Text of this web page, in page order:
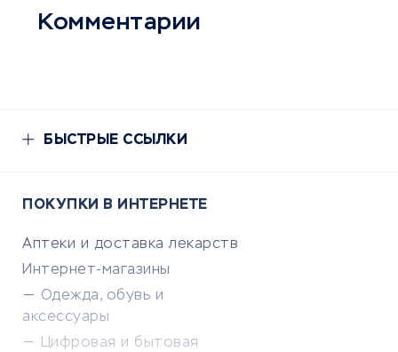
Комментарии
БЫСТРЫЕ ССЫЛКИ
ПОКУПКИ В ИНТЕРНЕТЕ
Аптеки и доставка лекарств
Интернет-магазины
Одежда, обувь и
аксессуары
Цифровая и бытовая